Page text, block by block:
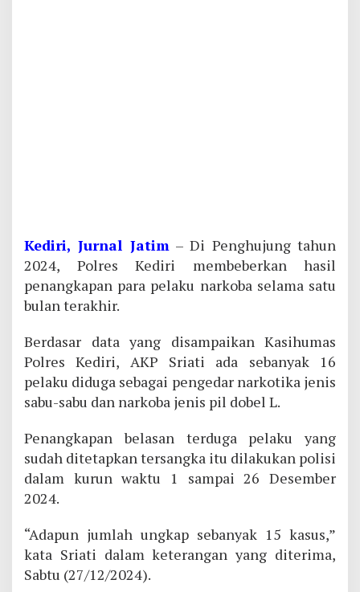
Kediri, Jurnal Jatim– Di Penghujung tahun
2024, Polres Kediri membeberkan hasil
penangkapan para pelaku narkoba selama satu
bulan terakhir.
Berdasar data yang disampaikan Kasihumas
Polres Kediri, AKP Sriati ada sebanyak 16
pelaku diduga sebagai pengedar narkotika jenis
sabu-sabu dan narkoba jenis pil dobel L.
Penangkapan belasan terduga pelaku yang
sudah ditetapkan tersangka itu dilakukan polisi
dalam kurun waktu 1 sampai 26 Desember
2024.
“Adapun jumlah ungkap sebanyak 15 kasus,”
kata Sriati dalam keterangan yang diterima,
Sabtu (27/12/2024).